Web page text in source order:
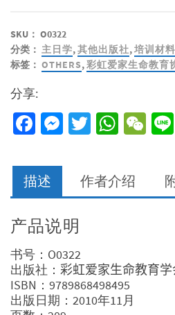
经
创
世
3（教
师
本）
SKU： O0322
分类： 主日学,其他出版社,培训材料
标签： OTHERS,彩虹爱家生命教育
分享:
Facebook
Messenger
Twitter
描述 作者介绍
产品说明
书号：O0322
出版社： 彩虹爱家生命教育学
ISBN：9789868498495
出版日期：2010年11月